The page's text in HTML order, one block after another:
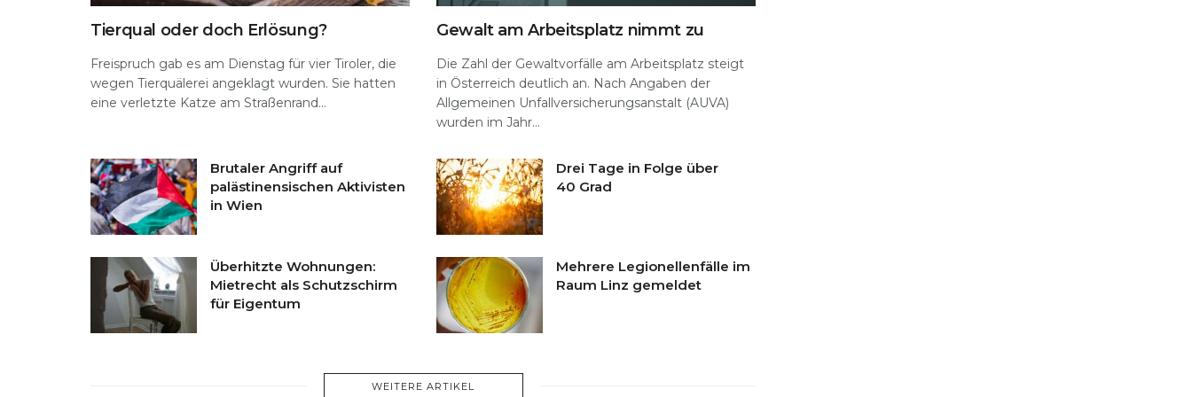
Tierqual oder doch Erlösung?
Freispruch gab es am Dienstag für vier Tiroler, die
wegen Tierquälerei angeklagt wurden. Sie hatten
eine verletzte Katze am Straßenrand...
Gewalt am Arbeitsplatz nimmt zu
Die Zahl der Gewaltvorfälle am Arbeitsplatz steigt
in Österreich deutlich an. Nach Angaben der
Allgemeinen Unfallversicherungsanstalt (AUVA)
wurden im Jahr...
Brutaler Angriff auf
palästinensischen Aktivisten
in Wien
Drei Tage in Folge über
40 Grad
Überhitzte Wohnungen:
Mietrecht als Schutzschirm
für Eigentum
Mehrere Legionellenfälle im
Raum Linz gemeldet
WEITERE ARTIKEL